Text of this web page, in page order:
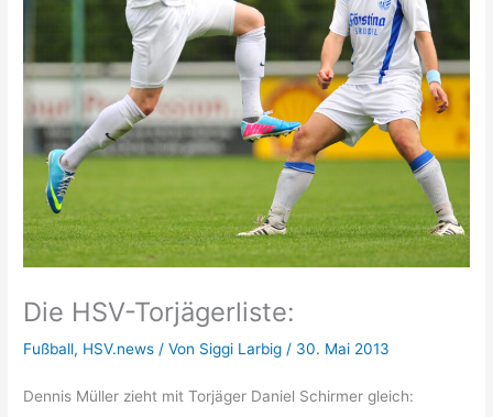
Die HSV-Torjägerliste:
Fußball, HSV.news / Von Siggi Larbig / 30. Mai 2013
Dennis Müller zieht mit Torjäger Daniel Schirmer gleich: